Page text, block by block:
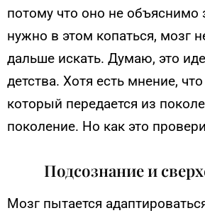
потому что оно не объяснимо
нужно в этом копаться, мозг
дальше искать. Думаю, это
детства. Хотя есть мнение, что
который передается из
поколение. Но как это
Подсознание и
Мозг пытается